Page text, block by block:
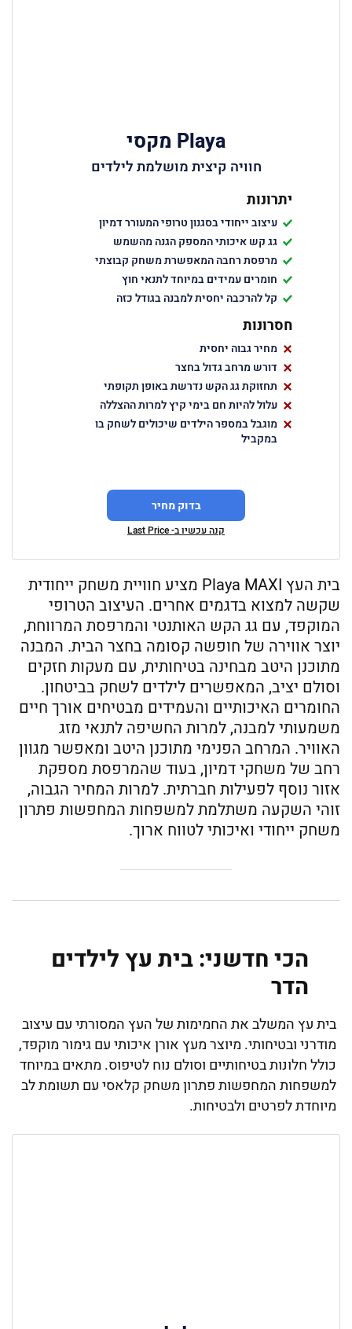
Playa מקסי
חוויה קיצית מושלמת לילדים
יתרונות
עיצוב ייחודי בסגנון טרופי המעורר דמיון
גג קש איכותי המספק הגנה מהשמש
מרפסת רחבה המאפשרת משחק קבוצתי
חומרים עמידים במיוחד לתנאי חוץ
קל להרכבה יחסית למבנה בגודל כזה
חסרונות
מחיר גבוה יחסית
דורש מרחב גדול בחצר
תחזוקת גג הקש נדרשת באופן תקופתי
עלול להיות חם בימי קיץ למרות ההצללה
מוגבל במספר הילדים שיכולים לשחק בו
במקביל
בדוק מחיר
קנה עכשיו ב- Last Price
בית העץ Playa MAXI מציע חוויית משחק ייחודית
שקשה למצוא בדגמים אחרים. העיצוב הטרופי
המוקפד, עם גג הקש האותנטי והמרפסת המרווחת,
יוצר אווירה של חופשה קסומה בחצר הבית. המבנה
מתוכנן היטב מבחינה בטיחותית, עם מעקות חזקים
וסולם יציב, המאפשרים לילדים לשחק בביטחון.
החומרים האיכותיים והעמידים מבטיחים אורך חיים
משמעותי למבנה, למרות החשיפה לתנאי מזג
האוויר. המרחב הפנימי מתוכנן היטב ומאפשר מגוון
רחב של משחקי דמיון, בעוד שהמרפסת מספקת
אזור נוסף לפעילות חברתית. למרות המחיר הגבוה,
זוהי השקעה משתלמת למשפחות המחפשות פתרון
משחק ייחודי ואיכותי לטווח ארוך.
הכי חדשני: בית עץ לילדים
הדר
בית עץ המשלב את החמימות של העץ המסורתי עם עיצוב
מודרני ובטיחותי. מיוצר מעץ אורן איכותי עם גימור מוקפד,
כולל חלונות בטיחותיים וסולם נוח לטיפוס. מתאים במיוחד
למשפחות המחפשות פתרון משחק קלאסי עם תשומת לב
מיוחדת לפרטים ולבטיחות.